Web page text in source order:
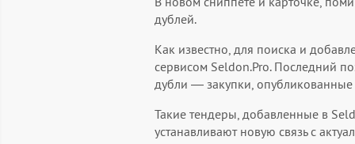
дублей.
Как известно, для поиска и
сервисом Seldon.Pro. Последний
дубли — закупки, опубликованные
Такие тендеры, добавленные в
устанавливают новую связь с